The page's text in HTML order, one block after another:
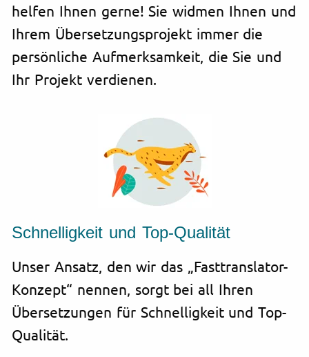
helfen Ihnen gerne! Sie widmen Ihnen und
Ihrem Übersetzungsprojekt immer die
persönliche Aufmerksamkeit, die Sie und
Ihr Projekt verdienen.
Schnelligkeit und Top-Qualität
Unser Ansatz, den wir das „Fasttranslator-
Konzept“ nennen, sorgt bei all Ihren
Übersetzungen für Schnelligkeit und Top-
Qualität.